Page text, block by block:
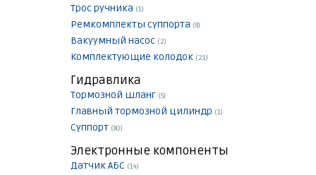
Трос ручника (1)
Ремкомплекты суппорта (8)
Вакуумный насос (2)
Комплектующие колодок (21)
Гидравлика
Тормозной шланг (5)
Главный тормозной цилиндр (1)
Суппорт (80)
Электронные компоненты
Датчик АБС (14)